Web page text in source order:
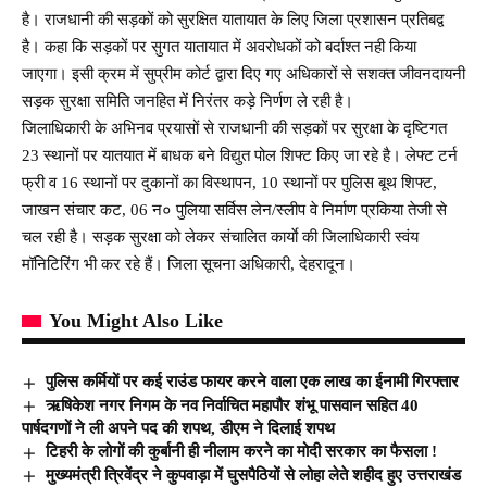
है। राजधानी की सड़कों को सुरक्षित यातायात के लिए जिला प्रशासन प्रतिबद्व
है। कहा कि सड़कों पर सुगत यातायात में अवरोधकों को बर्दाश्त नही किया
जाएगा। इसी क्रम में सुप्रीम कोर्ट द्वारा दिए गए अधिकारों से सशक्त जीवनदायनी
सड़क सुरक्षा समिति जनहित में निरंतर कड़े निर्णण ले रही है।
जिलाधिकारी के अभिनव प्रयासों से राजधानी की सड़कों पर सुरक्षा के दृष्टिगत
23 स्थानों पर यातयात में बाधक बने विद्युत पोल शिफ्ट किए जा रहे है। लेफ्ट टर्न
फ्री व 16 स्थानों पर दुकानों का विस्थापन, 10 स्थानों पर पुलिस बूथ शिफ्ट,
जाखन संचार कट, 06 न० पुलिया सर्विस लेन/स्लीप वे निर्माण प्रकिया तेजी से
चल रही है। सड़क सुरक्षा को लेकर संचालित कार्याे की जिलाधिकारी स्वंय
मॉनिटिरिंग भी कर रहे हैं। जिला सूचना अधिकारी, देहरादून।
You Might Also Like
पुलिस कर्मियों पर कई राउंड फायर करने वाला एक लाख का ईनामी गिरफ्तार
ऋषिकेश नगर निगम के नव निर्वाचित महापौर शंभू पासवान सहित 40
पार्षदगणों ने ली अपने पद की शपथ, डीएम ने दिलाई शपथ
टिहरी के लोगों की कुर्बानी ही नीलाम करने का मोदी सरकार का फैसला !
मुख्यमंत्री त्रिवेंद्र ने कुपवाड़ा में घुसपैठियों से लोहा लेते शहीद हुए उत्तराखंड